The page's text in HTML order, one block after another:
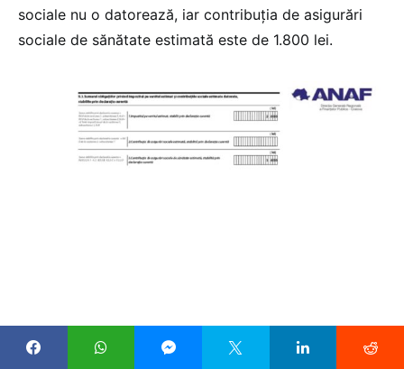
sociale nu o datorează, iar contribuția de asigurări
sociale de sănătate estimată este de 1.800 lei.